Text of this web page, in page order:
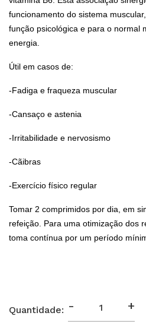
funcionamento do sistema
função psicológica e para o normal
energia.
Útil em casos de:
-Fadiga e fraqueza muscular
-Cansaço e astenia
-Irritabilidade e nervosismo
-Cãibras
-Exercício físico regular
Tomar 2 comprimidos por dia, em
refeição. Para uma otimização dos
toma contínua por um período
Quantidade: - +